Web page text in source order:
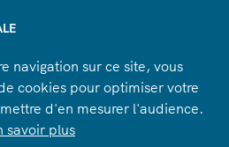
navigation sur ce site, vous
cookies pour optimiser votre
d'en mesurer l'audience.
savoir plus